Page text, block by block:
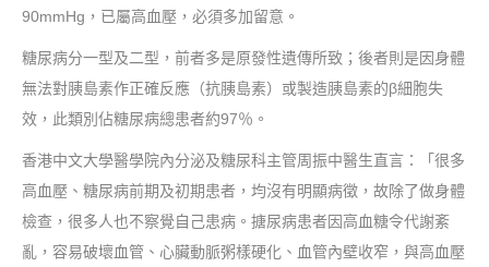
90mmHg，已屬高血壓，必須多加留意。
糖尿病分一型及二型，前者多是原發性遺傳所致；後者則是因身體
無法對胰島素作正確反應（抗胰島素）或製造胰島素的β細胞失
效，此類別佔糖尿病總患者約97％。
香港中文大學醫學院內分泌及糖尿科主管周振中醫生直言：「很多
高血壓、糖尿病前期及初期患者，均沒有明顯病徵，故除了做身體
檢查，很多人也不察覺自己患病。搪尿病患者因高血糖令代謝紊
亂，容易破壞血管、心臟動脈粥樣硬化、血管內壁收窄，與高血壓